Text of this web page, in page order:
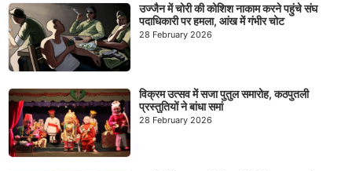
उज्जैन में चोरी की कोशिश नाकाम करने पहुंचे संघ
पदाधिकारी पर हमला, आंख में गंभीर चोट
28 February 2026
विक्रम उत्सव में सजा पुतुल समारोह, कठपुतली
प्रस्तुतियों ने बांधा समां
28 February 2026